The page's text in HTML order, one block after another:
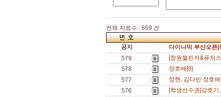
전체 자료수 : 659 건
공지
다이나믹 부산오픈
579
[창원챌린저&퓨처
578
장호배[0]
577
정현, 김다빈 장호
576
[학생선수권]강호